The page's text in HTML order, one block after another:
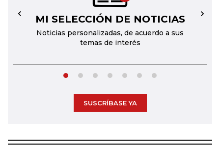
MI SELECCIÓN DE NOTICIAS
Noticias personalizadas, de acuerdo a sus
temas de interés
← →
SUSCRÍBASE YA